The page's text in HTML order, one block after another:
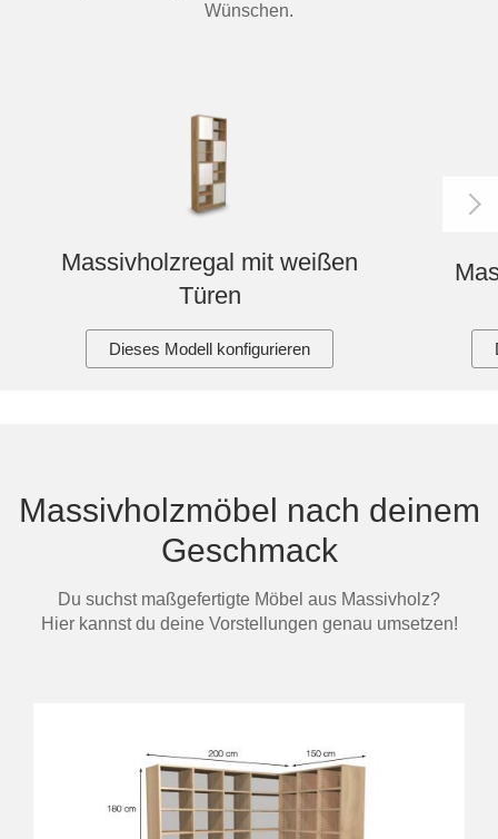
Wünschen.
Massivholzregal mit weißen
Türen
Dieses Modell konfigurieren
Massivholzmöbel nach deinem
Geschmack
Du suchst maßgefertigte Möbel aus Massivholz?
Hier kannst du deine Vorstellungen genau umsetzen!